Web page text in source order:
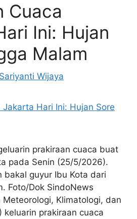
Cuaca
Ini: Hujan
Malam
Sariyanti Wijaya
prakiraan cuaca buat
pada Senin (25/5/2026).
bakal guyur Ibu Kota dari
Foto/Dok SindoNews
Meteorologi, Klimatologi, dan
keluarin prakiraan cuaca